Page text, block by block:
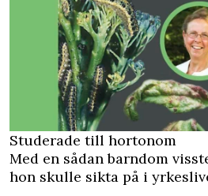
Studerade till hortonom
Med en sådan barndom
hon skulle sikta på i